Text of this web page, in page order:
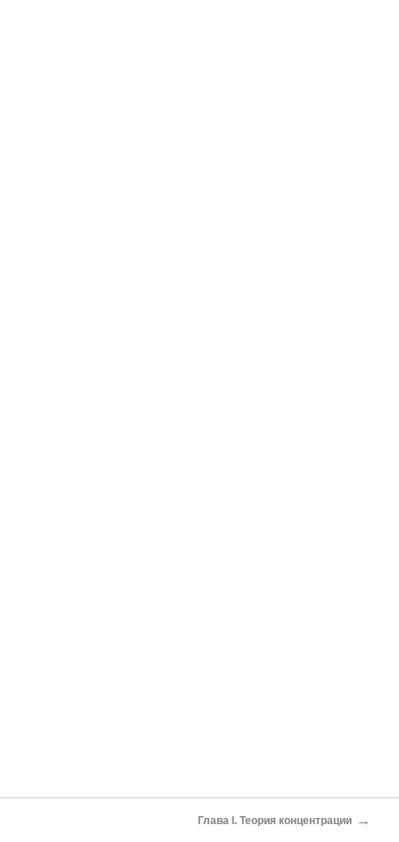
Глава I. Теория концентрации →